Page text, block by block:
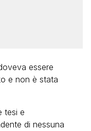
essere
e non è stata
tesi e
di nessuna